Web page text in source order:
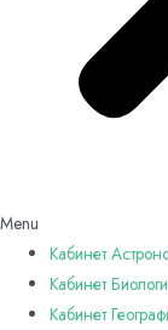
Menu
Кабинет
Кабинет
Кабинет